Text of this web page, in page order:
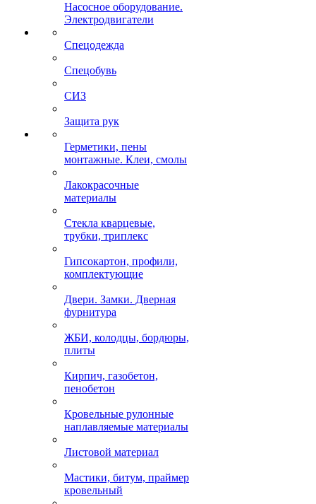
Насосное оборудование.
Электродвигатели
Спецодежда
Спецобувь
СИЗ
Защита рук
Герметики, пены
монтажные. Клеи, смолы
Лакокрасочные
материалы
Стекла кварцевые,
трубки, триплекс
Гипсокартон, профили,
комплектующие
Двери. Замки. Дверная
фурнитура
ЖБИ, колодцы, бордюры,
плиты
Кирпич, газобетон,
пенобетон
Кровельные рулонные
наплавляемые материалы
Листовой материал
Мастики, битум, праймер
кровельный